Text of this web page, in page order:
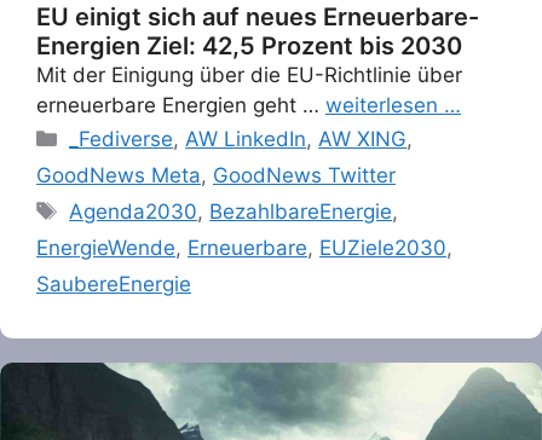
EU einigt sich auf neues Erneuerbare-
Energien Ziel: 42,5 Prozent bis 2030
Mit der Einigung über die EU-Richtlinie über
erneuerbare Energien geht … weiterlesen …
Categories
_Fediverse,AW LinkedIn,AW XING,
GoodNews Meta, GoodNews Twitter
Tags
Agenda2030, BezahlbareEnergie,
EnergieWende, Erneuerbare, EUZiele2030,
SaubereEnergie